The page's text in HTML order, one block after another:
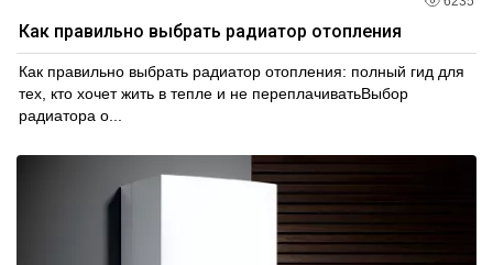
Как правильно выбрать радиатор отопления
Как правильно выбрать радиатор отопления: полный гид для
тех, кто хочет жить в тепле и не переплачиватьВыбор
радиатора о...